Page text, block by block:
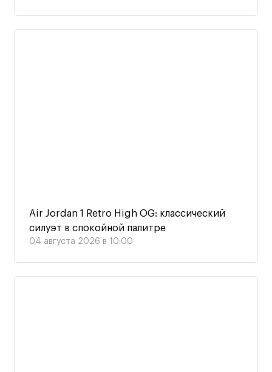
Air Jordan 1 Retro High OG: классический
силуэт в спокойной палитре
04 августа 2026 в 10:00